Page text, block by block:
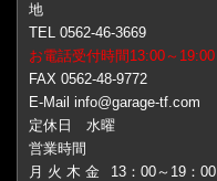
地
TEL 0562-46-3669
お電話受付時間13:00～19:00
FAX 0562-48-9772
E-Mail info@garage-tf.com
定休日 水曜
営業時間
月 火 木 金
13：00～19：00